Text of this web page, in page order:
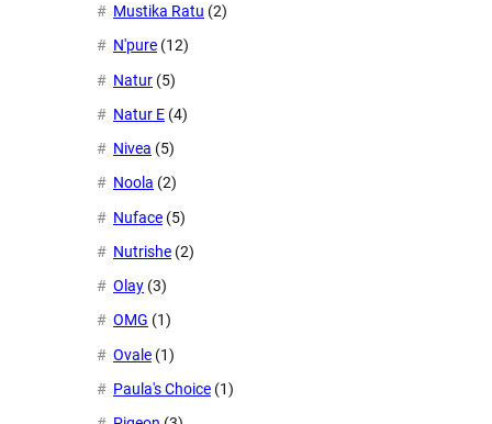
Mustika Ratu (2)
N'pure (12)
Natur (5)
Natur E (4)
Nivea (5)
Noola (2)
Nuface (5)
Nutrishe (2)
Olay (3)
OMG (1)
Ovale (1)
Paula's Choice (1)